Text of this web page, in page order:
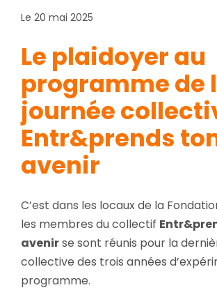
Le 20 mai 2025
Le plaidoyer au
programme de
journée
Entr&prends
avenir
C’est dans les locaux de la
les membres du collectif
avenirse sont réunis pour la
collective des trois années
programme.